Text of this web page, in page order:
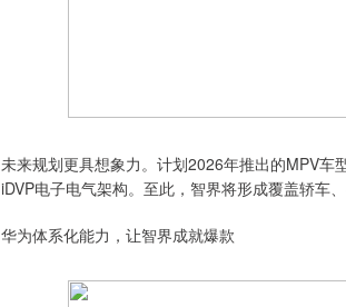
未来规划更具想象力。计划2026年推出的MPV
iDVP电子电气架构。至此，智界将形成覆盖轿车
华为体系化能力，让智界成就爆款